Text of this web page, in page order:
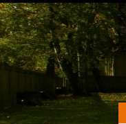
Menüü
Galerii